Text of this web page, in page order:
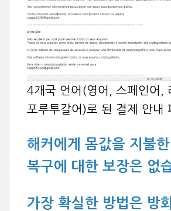
4개국 언어(영어, 스페인어,
포루투갈어)로 된 결제 안내
해커에게 몸값을 지불
복구에 대한 보장은 없
가장 확실한 방법은 방